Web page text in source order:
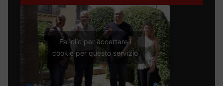
Fai clic per accettare i
cookie per questo servizio